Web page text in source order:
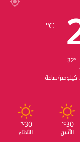
℃
30
℃
الأثنين
30
℃
الثلاثاء